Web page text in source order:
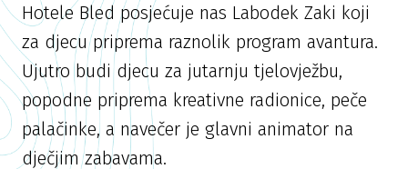
Hotele Bled posjećuje nas Labodek Zaki koji
za djecu priprema raznolik program avantura.
Ujutro budi djecu za jutarnju tjelovježbu,
popodne priprema kreativne radionice, peče
palačinke, a navečer je glavni animator na
dječjim zabavama.